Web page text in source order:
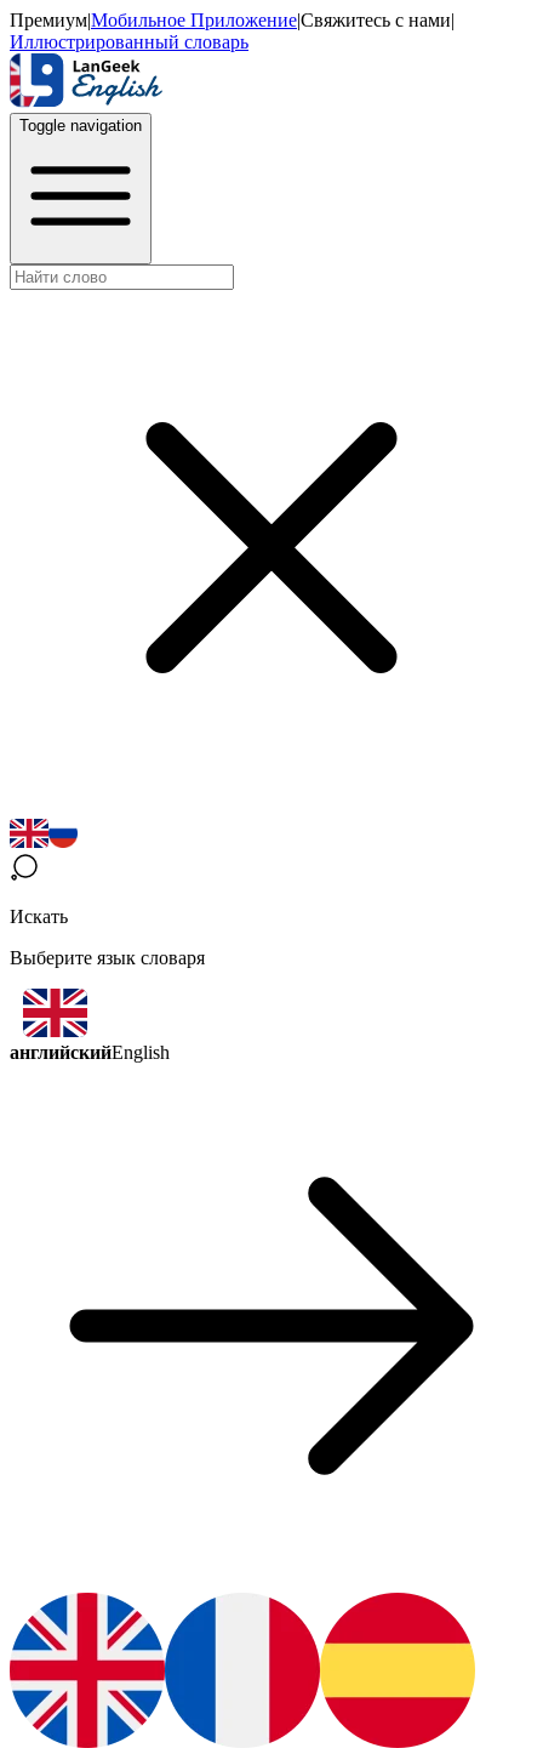
Премиум|Мобильное Приложение|Свяжитесь с нами|
Иллюстрированный словарь
Toggle navigation
Искать
Выберите язык словаря
английскийEnglish